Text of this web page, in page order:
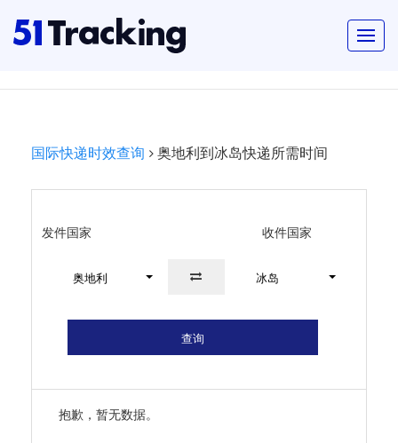
国际快递时效查询 奥地利到冰岛快递所需时间
发件国家 收件国家
奥地利 冰岛
查询
抱歉，暂无数据。